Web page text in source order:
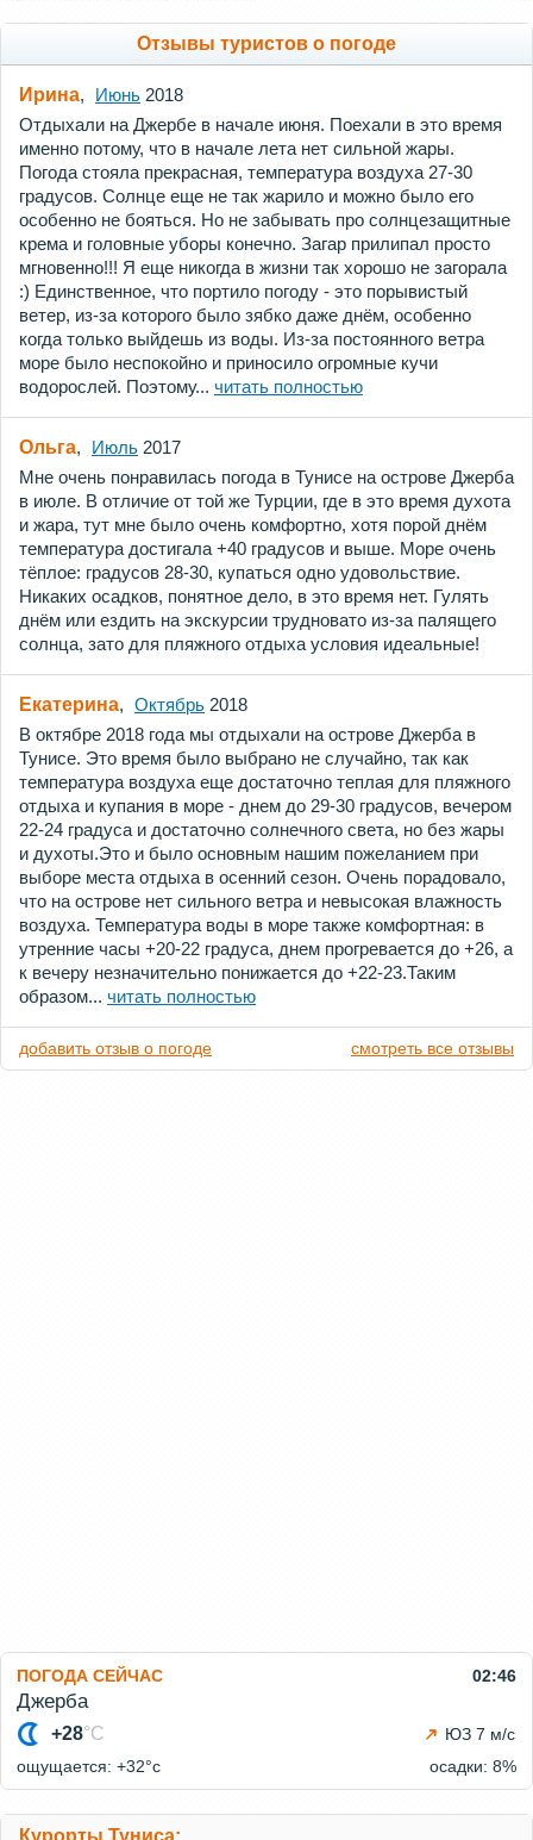
Отзывы туристов о погоде
Ирина, Июнь 2018
Отдыхали на Джербе в начале июня. Поехали в это время
именно потому, что в начале лета нет сильной жары.
Погода стояла прекрасная, температура воздуха 27-30
градусов. Солнце еще не так жарило и можно было его
особенно не бояться. Но не забывать про солнцезащитные
крема и головные уборы конечно. Загар прилипал просто
мгновенно!!! Я еще никогда в жизни так хорошо не загорала
:) Единственное, что портило погоду - это порывистый
ветер, из-за которого было зябко даже днём, особенно
когда только выйдешь из воды. Из-за постоянного ветра
море было неспокойно и приносило огромные кучи
водорослей. Поэтому... читать полностью
Ольга, Июль 2017
Мне очень понравилась погода в Тунисе на острове Джерба
в июле. В отличие от той же Турции, где в это время духота
и жара, тут мне было очень комфортно, хотя порой днём
температура достигала +40 градусов и выше. Море очень
тёплое: градусов 28-30, купаться одно удовольствие.
Никаких осадков, понятное дело, в это время нет. Гулять
днём или ездить на экскурсии трудновато из-за палящего
солнца, зато для пляжного отдыха условия идеальные!
Екатерина, Октябрь 2018
В октябре 2018 года мы отдыхали на острове Джерба в
Тунисе. Это время было выбрано не случайно, так как
температура воздуха еще достаточно теплая для пляжного
отдыха и купания в море - днем до 29-30 градусов, вечером
22-24 градуса и достаточно солнечного света, но без жары
и духоты.Это и было основным нашим пожеланием при
выборе места отдыха в осенний сезон. Очень порадовало,
что на острове нет сильного ветра и невысокая влажность
воздуха. Температура воды в море также комфортная: в
утренние часы +20-22 градуса, днем прогревается до +26, а
к вечеру незначительно понижается до +22-23.Таким
образом... читать полностью
добавить отзыв о погоде смотреть все отзывы
ПОГОДА СЕЙЧАС 02:46
Джерба
+28°C
ЮЗ 7 м/с
ощущается: +32°c
осадки: 8%